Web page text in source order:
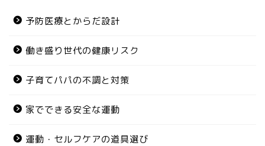
予防医療とからだ設計
働き盛り世代の健康リスク
子育てパパの不調と対策
家でできる安全な運動
運動・セルフケアの道具選び